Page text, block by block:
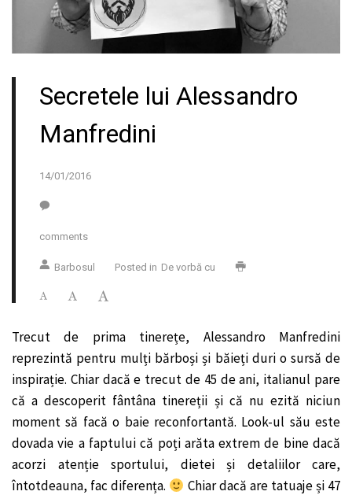
Secretele lui Alessandro
Manfredini
14/01/2016
comments
Barbosul Posted in De vorbă cu
Trecut de prima tinerețe, Alessandro Manfredini
reprezintă pentru mulți bărboși și băieți duri o sursă de
inspirație. Chiar dacă e trecut de 45 de ani, italianul pare
că a descoperit fântâna tinereții și că nu ezită niciun
moment să facă o baie reconfortantă. Look-ul său este
dovada vie a faptului că poți arăta extrem de bine dacă
acorzi atenție sportului, dietei și detaliilor care,
întotdeauna, fac diferența.
Chiar dacă are tatuaje și 47